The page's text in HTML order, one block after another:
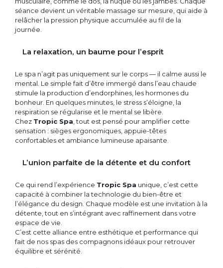
séance devient un véritable massage sur mesure, qui aide à
relâcher la pression physique accumulée au fil de la
journée.
La relaxation, un baume pour l’esprit
Le spa n’agit pas uniquement sur le corps — il calme aussi le
mental. Le simple fait d’être immergé dans l’eau chaude
stimule la production d’endorphines, les hormones du
bonheur. En quelques minutes, le stress s’éloigne, la
respiration se régularise et le mental se libère.
Chez Tropic Spa , tout est pensé pour amplifier cette
sensation : sièges ergonomiques, appuie-têtes
confortables et ambiance lumineuse apaisante.
L’union parfaite de la détente et du confort
Ce qui rend l’expérience Tropic Spa unique, c’est cette
capacité à combiner la technologie du bien-être et
l’élégance du design. Chaque modèle est une invitation à la
détente, tout en s’intégrant avec raffinement dans votre
espace de vie.
C’est cette alliance entre esthétique et performance qui
fait de nos spas des compagnons idéaux pour retrouver
équilibre et sérénité.